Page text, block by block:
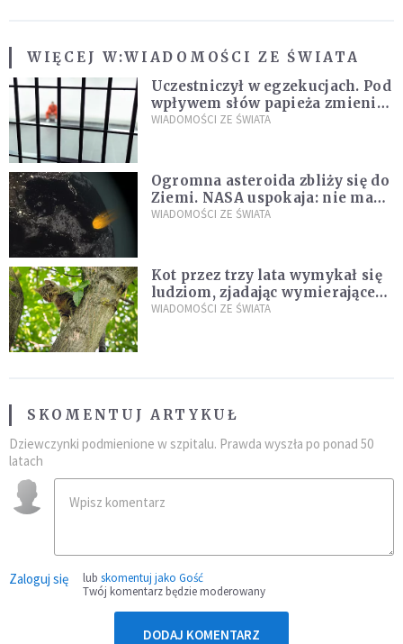
WIĘCEJ W:WIADOMOŚCI ZE ŚWIATA
Uczestniczył w egzekucjach. Pod
wpływem słów papieża zmienił
zdanie
WIADOMOŚCI ZE ŚWIATA
Ogromna asteroida zbliży się do
Ziemi. NASA uspokaja: nie ma
zagrożenia
WIADOMOŚCI ZE ŚWIATA
Kot przez trzy lata wymykał się
ludziom, zjadając wymierające
kaczki. W końcu popełnił
WIADOMOŚCI ZE ŚWIATA
SKOMENTUJ ARTYKUŁ
Dziewczynki podmienione w szpitalu. Prawda wyszła po ponad 50
latach
Zaloguj się lub skomentuj jako Gość
Twój komentarz będzie moderowany
DODAJ KOMENTARZ